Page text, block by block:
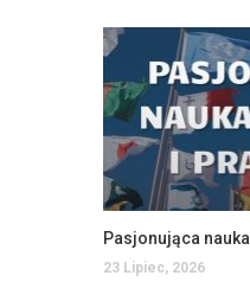
Pasjonująca
23 Lipiec, 2026